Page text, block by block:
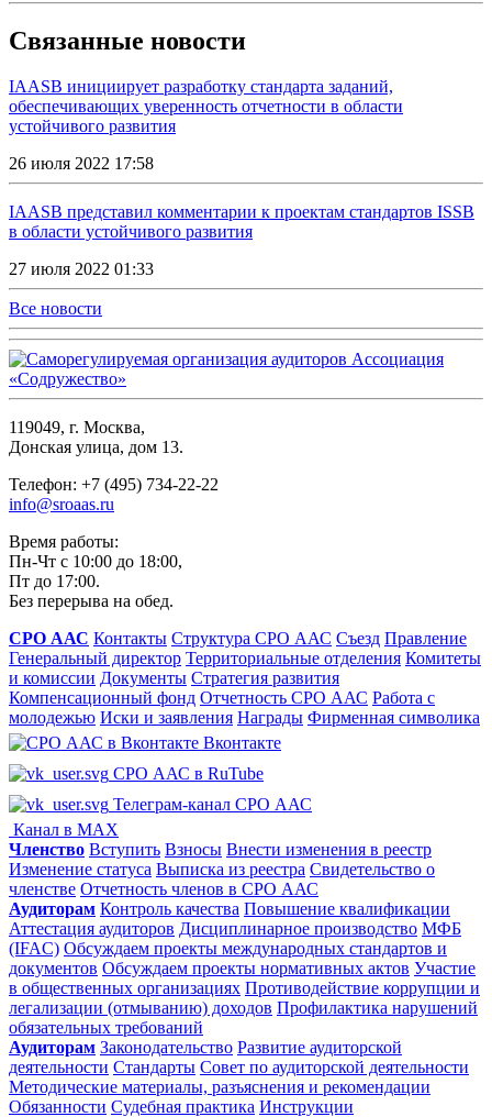
Связанные новости
IAASB инициирует разработку стандарта заданий,
обеспечивающих уверенность отчетности в области
устойчивого развития
26 июля 2022 17:58
IAASB представил комментарии к проектам стандартов ISSB
в области устойчивого развития
27 июля 2022 01:33
Все новости
119049, г. Москва,
Донская улица, дом 13.
Телефон: +7 (495) 734-22-22
info@sroaas.ru
Время работы:
Пн-Чт с 10:00 до 18:00,
Пт до 17:00.
Без перерыва на обед.
СРО ААС Контакты Структура СРО ААС Съезд Правление
Генеральный директор Территориальные отделения Комитеты
и комиссии Документы Стратегия развития
Компенсационный фонд Отчетность СРО ААС Работа с
молодежью Иски и заявления Награды Фирменная символика
Вконтакте
СРО ААС в RuTube
Телеграм-канал СРО ААС
Канал в MAX
Членство Вступить Взносы Внести изменения в реестр
Изменение статуса Выписка из реестра Свидетельство о
членстве Отчетность членов в СРО ААС
Аудиторам Контроль качества Повышение квалификации
Аттестация аудиторов Дисциплинарное производство МФБ
(IFAC) Обсуждаем проекты международных стандартов и
документов Обсуждаем проекты нормативных актов Участие
в общественных организациях Противодействие коррупции и
легализации (отмыванию) доходов Профилактика нарушений
обязательных требований
Аудиторам Законодательство Развитие аудиторской
деятельности Стандарты Совет по аудиторской деятельности
Методические материалы, разъяснения и рекомендации
Обязанности Судебная практика Инструкции